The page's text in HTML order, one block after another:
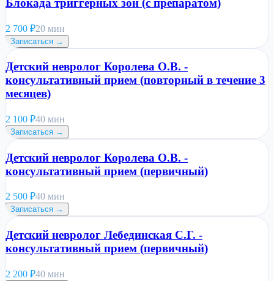
Блокада триггерных зон (с препаратом)
2 700 ₽20 мин
Записаться →
Детский невролог Королева О.В. -
консультативный прием (повторный в течение 3
месяцев)
2 100 ₽40 мин
Записаться →
Детский невролог Королева О.В. -
консультативный прием (первичный)
2 500 ₽40 мин
Записаться →
Детский невролог Лебединская С.Г. -
консультативный прием (первичный)
2 200 ₽40 мин